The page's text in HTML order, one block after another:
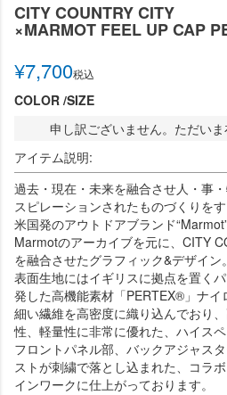
CITY COUNTRY CITY
×MARMOT FEEL UP CAP
¥7,700税込
COLOR SIZE
申し訳ございません。ただいま
アイテム説明:
過去・現在・未来を融合させ人・事
スピレーションされたものづくりを
米国発のアウトドアブランド
Marmotのアーカイブを元に、CITY
を融合させたグラフィック&デザイン。
表面生地にはイギリスに拠点を置く
発した高機能素材「PERTEX®」ナイ
細い繊維を高密度に織り込んでおり
性、軽量性に非常に優れた、ハイスペ
フロントパネル部、バックアジャス
ストが刺繍で落とし込まれた、コラ
インワークに仕上がっております。